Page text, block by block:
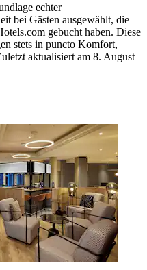
echter
bei Gästen ausgewählt, die
gebucht haben. Diese
stets in puncto Komfort,
aktualisiert am 8. August